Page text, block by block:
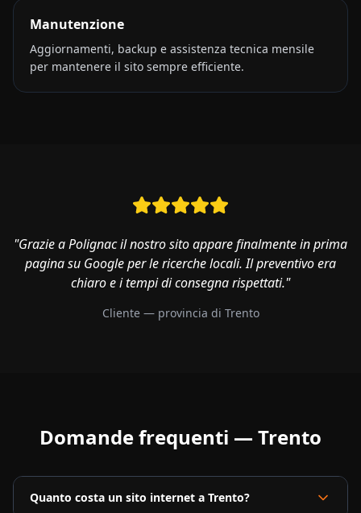
Manutenzione
Aggiornamenti, backup e assistenza tecnica mensile
per mantenere il sito sempre efficiente.
"Grazie a Polignac il nostro sito appare finalmente in prima
pagina su Google per le ricerche locali. Il preventivo era
chiaro e i tempi di consegna rispettati."
Cliente — provincia di Trento
Domande frequenti — Trento
Quanto costa un sito internet a Trento?